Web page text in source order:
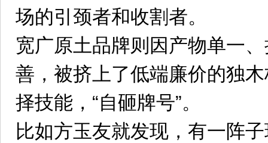
场的引颈者和收割者。
宽广原土品牌则因产物单一
善，被挤上了低端廉价的独
择技能，“自砸牌号”。
比如方玉友就发现，有一阵